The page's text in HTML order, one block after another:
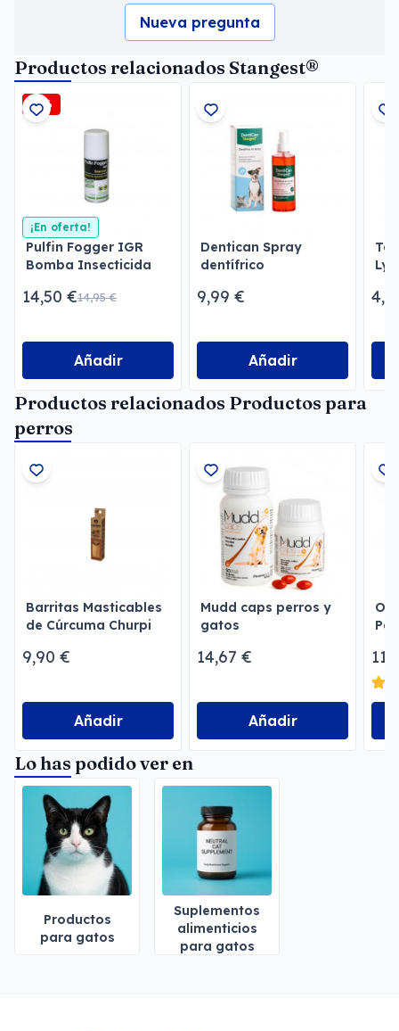
Nueva pregunta
Productos relacionados Stangest®
-3%
¡En oferta!
Pulfin Fogger IGR
Bomba Insecticida
14,50 €14,95 €
Añadir
Dentican Spray
dentífrico
9,99 €
Añadir
Productos relacionados Productos para
perros
Barritas Masticables
de Cúrcuma Churpi
9,90 €
Añadir
Mudd caps perros y
gatos
14,67 €
Añadir
Lo has podido ver en
Productos
para gatos
Suplementos
alimenticios
para gatos